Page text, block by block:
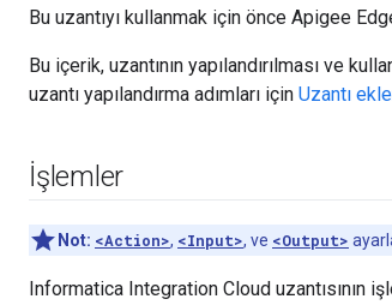
Bu uzantıyı kullanmak için önce Apigee
Bu içerik, uzantının yapılandırılması ve
uzantı yapılandırma adımları için Uzantı
İşlemler
Not: <Action>, <Input>, ve <Output>
Informatica Integration Cloud